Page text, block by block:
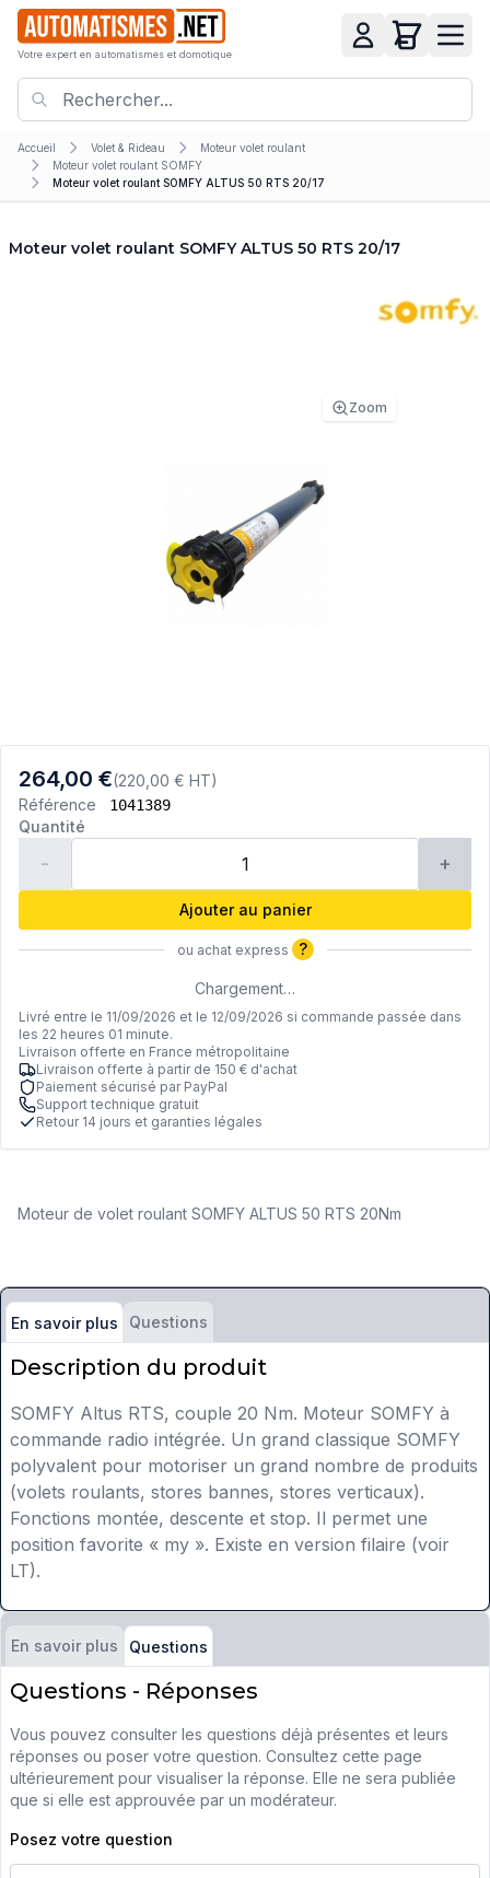
Votre expert en automatismes et domotique
Accueil Volet & Rideau
Moteur volet roulant
Moteur volet roulant SOMFY
Moteur volet roulant SOMFY ALTUS 50 RTS 20/17
Moteur volet roulant SOMFY ALTUS 50 RTS 20/17
Zoom
264,00 €(220,00 € HT)
Référence
1041389
Quantité
- +
Ajouter au panier
ou achat express ?
Chargement…
Livré entre le 11/09/2026 et le 12/09/2026 si commande passée dans
les 22 heures 01 minute.
Livraison offerte en France métropolitaine
Livraison offerte à partir de 150 € d'achat
Paiement sécurisé par PayPal
Support technique gratuit
Retour 14 jours et garanties légales
Moteur de volet roulant SOMFY ALTUS 50 RTS 20Nm
En savoir plus Questions
Description du produit
SOMFY Altus RTS, couple 20 Nm. Moteur SOMFY à
commande radio intégrée. Un grand classique SOMFY
polyvalent pour motoriser un grand nombre de produits
(volets roulants, stores bannes, stores verticaux).
Fonctions montée, descente et stop. Il permet une
position favorite « my ». Existe en version filaire (voir
LT).
En savoir plus Questions
Questions - Réponses
Vous pouvez consulter les questions déjà présentes et leurs
réponses ou poser votre question. Consultez cette page
ultérieurement pour visualiser la réponse. Elle ne sera publiée
que si elle est approuvée par un modérateur.
Posez votre question